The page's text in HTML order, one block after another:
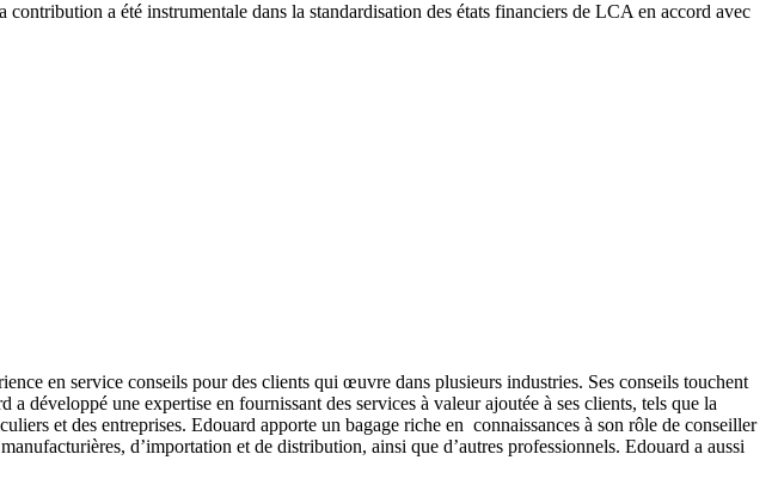
a été instrumentale dans la standardisation des états financiers de LCA en accord avec
en service conseils pour des clients qui œuvre dans plusieurs industries. Ses conseils touchent
développé une expertise en fournissant des services à valeur ajoutée à ses clients, tels que la
et des entreprises. Edouard apporte un bagage riche en connaissances à son rôle de conseiller
d’importation et de distribution, ainsi que d’autres professionnels. Edouard a aussi